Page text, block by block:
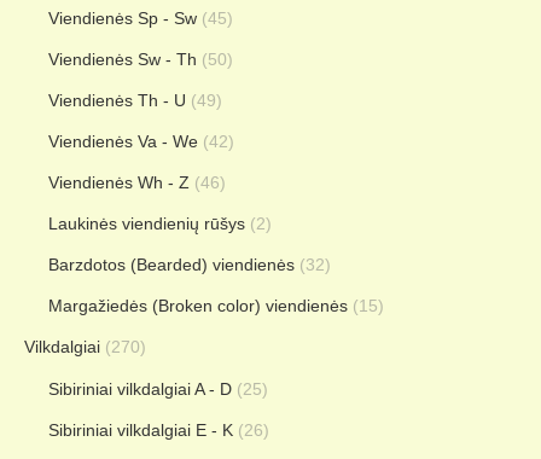
Viendienės Sp - Sw (45)
Viendienės Sw - Th (50)
Viendienės Th - U (49)
Viendienės Va - We (42)
Viendienės Wh - Z (46)
Laukinės viendienių rūšys (2)
Barzdotos (Bearded) viendienės (32)
Margažiedės (Broken color) viendienės (15)
Vilkdalgiai (270)
Sibiriniai vilkdalgiai A - D (25)
Sibiriniai vilkdalgiai E - K (26)